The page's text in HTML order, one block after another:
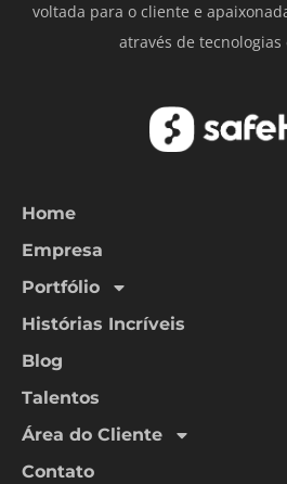
voltada para o cliente e
através de tecnologias
Home
Empresa
Portfólio
Histórias Incríveis
Blog
Talentos
Área do Cliente
Contato